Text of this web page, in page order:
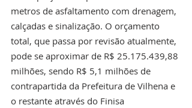
metros de asfaltamento com drenagem,
calçadas e sinalização. O orçamento
total, que passa por revisão atualmente,
pode se aproximar de R$ 25.175.439,88
milhões, sendo R$ 5,1 milhões de
contrapartida da Prefeitura de Vilhena e
o restante através do Finisa